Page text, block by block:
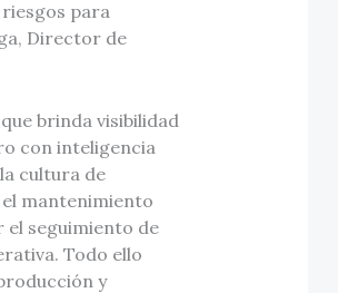
para
Director de
brinda visibilidad
con inteligencia
cultura de
mantenimiento
seguimiento de
Todo ello
y